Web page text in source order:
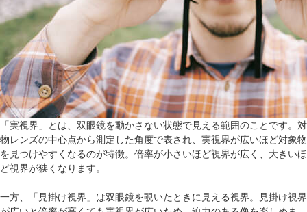
「実視界」とは、双眼鏡を動かさない状態で見える範囲のことです。対
物レンズの中心点から測定した角度で表され、実視界が広いほど対象物
を見つけやすくなるのが特徴。倍率が小さいほど視界が広く、大きいほ
ど視界が狭くなります。
一方、「見掛け視界」は双眼鏡を覗いたときに見える視界。見掛け視界